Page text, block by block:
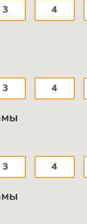
3 4
3 4
3 4